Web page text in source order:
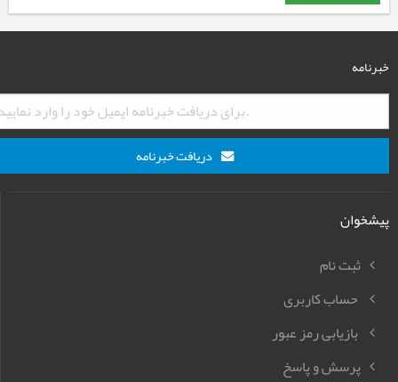
خبرنامه
دریافت خبرنامه
پیشخوان
ثبت نام
حساب کاربری
بازیابی رمز عبور
پرسش و پاسخ